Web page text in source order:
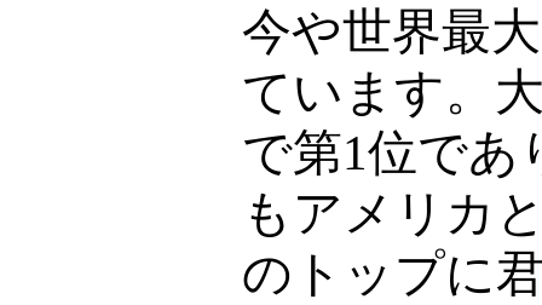
今や世界最
ています。
で第1位であ
もアメリカ
のトップに